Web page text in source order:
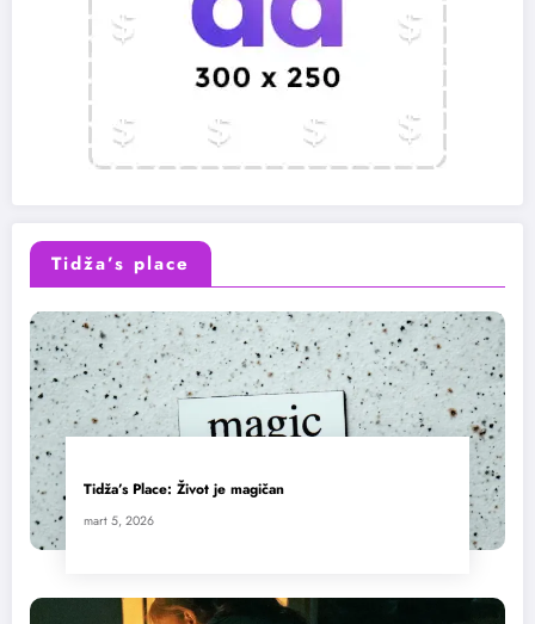
Tidža’s place
Tidža’s Place: Život je magičan
mart 5, 2026